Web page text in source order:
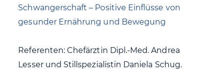
Schwangerschaft – Positive Einflüsse von
gesunder Ernährung und Bewegung
Referenten: Chefärztin Dipl.-Med. Andrea
Lesser und Stillspezialistin Daniela Schug.